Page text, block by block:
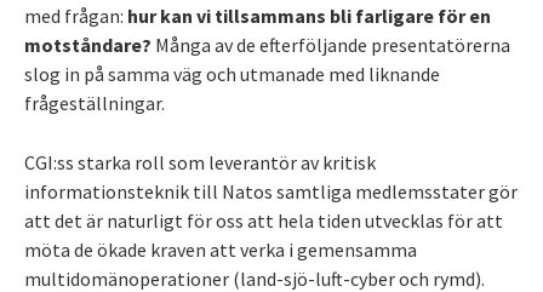
med frågan: hur kan vi tillsammans bli farligare för en
motståndare? Många av de efterföljande presentatörerna
slog in på samma väg och utmanade med liknande
frågeställningar.
CGI:ss starka roll som leverantör av kritisk
informationsteknik till Natos samtliga medlemsstater gör
att det är naturligt för oss att hela tiden utvecklas för att
möta de ökade kraven att verka i gemensamma
multidomänoperationer (land-sjö-luft-cyber och rymd).